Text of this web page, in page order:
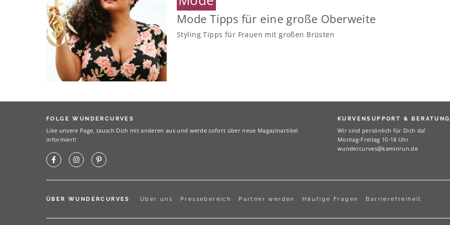
Mode Tipps für eine große Oberweite
Styling Tipps für Frauen mit großen Brüsten
FOLGE WUNDERCURVES
Like unsere Page, tausch Dich mit anderen aus und werde sofort über neue Magazinartikel
informiert!
KURVENSUPPORT & BERATUNG
Wir sind persönlich für Dich da!
Montag-Freitag 10-18 Uhr
wundercurves@kaminrun.de
ÜBER WUNDERCURVES Über uns Pressebereich Partner werden Häufige Fragen Barrierefreiheit